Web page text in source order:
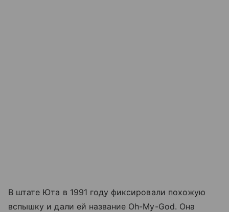
В штате Юта в 1991 году фиксировали похожую
вспышку и дали ей название Oh-My-God. Она